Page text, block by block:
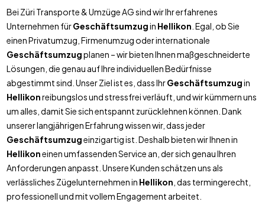
Bei Züri Transporte & Umzüge AG sind wir Ihr erfahrenes
Unternehmen fürGeschäftsumzugin Hellikon . Egal, ob Sie
einen Privatumzug, Firmenumzug oder internationale
Geschäftsumzugplanen – wir bieten Ihnen maßgeschneiderte
Lösungen, die genau auf Ihre individuellen Bedürfnisse
abgestimmt sind. Unser Ziel ist es, dass IhrGeschäftsumzugin
Hellikonreibungslos und stressfrei verläuft, und wir kümmern uns
um alles, damit Sie sich entspannt zurücklehnen können. Dank
unserer langjährigen Erfahrung wissen wir, dass jeder
Geschäftsumzugeinzigartig ist. Deshalb bieten wir Ihnen in
Hellikoneinen umfassenden Service an, der sich genau Ihren
Anforderungen anpasst. Unsere Kunden schätzen uns als
verlässliches Zügelunternehmen in Hellikon , das termingerecht,
professionell und mit vollem Engagement arbeitet.